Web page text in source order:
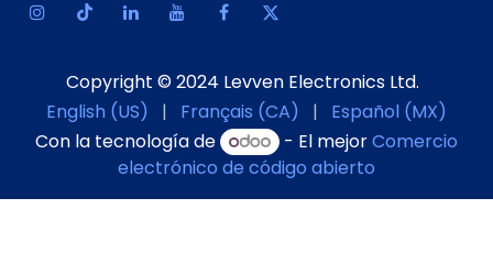
Copyright © 2024 Levven Electronics Ltd.
English (US)
| Français (CA) |
Español (MX)
Con la tecnología de
- El mejorComercio
electrónico de código abierto